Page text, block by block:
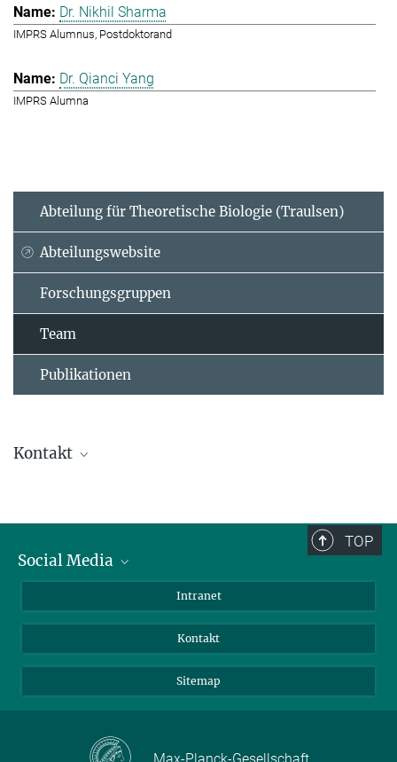
Dr. Nikhil Sharma
IMPRS Alumnus, Postdoktorand
Dr. Qianci Yang
IMPRS Alumna
Abteilung für Theoretische Biologie (Traulsen)
Abteilungswebsite
Forschungsgruppen
Team
Publikationen
Kontakt
+49 4522 763-260
Assistenz der Abteilung
TOP
Social Media
LinkedIn
Intranet
Kontakt
Sitemap
Max-Planck-Gesellschaft